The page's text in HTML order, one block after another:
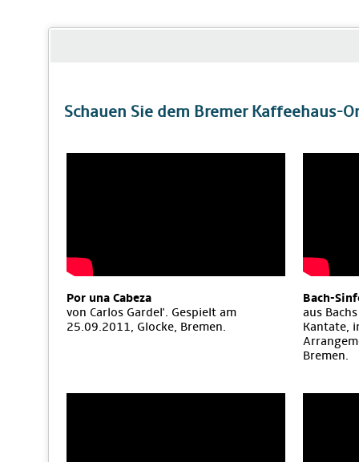
Schauen Sie dem Bremer Kaffeehaus-
Por una Cabeza
von Carlos Gardel'. Gespielt am
25.09.2011, Glocke, Bremen.
Bach-
aus
Kantate,
Bremen.